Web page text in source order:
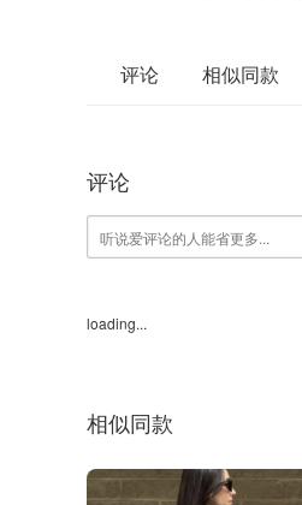
评论 相似同款
评论
loading...
相似同款